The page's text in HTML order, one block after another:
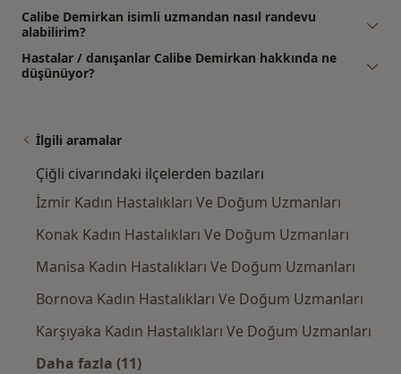
Calibe Demirkan isimli uzmandan nasıl randevu
alabilirim?
Hastalar / danışanlar Calibe Demirkan hakkında ne
düşünüyor?
İlgili aramalar
Çiğli civarındaki ilçelerden bazıları
İzmir Kadın Hastalıkları Ve Doğum Uzmanları
Konak Kadın Hastalıkları Ve Doğum Uzmanları
Manisa Kadın Hastalıkları Ve Doğum Uzmanları
Bornova Kadın Hastalıkları Ve Doğum Uzmanları
Karşıyaka Kadın Hastalıkları Ve Doğum Uzmanları
Daha fazla (11)